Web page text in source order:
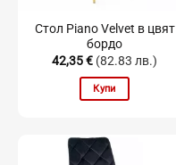
Стол Piano Velvet в цвят
бордо
42,35€ (82.83 лв.)
Купи